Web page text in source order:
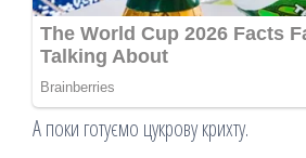
А поки готуємо цукрову крихту.